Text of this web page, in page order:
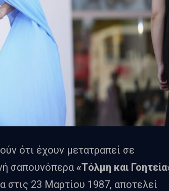
ότι έχουν μετατραπεί σε
σαπουνόπερα «Τόλμη και
στις 23 Μαρτίου 1987, αποτελεί